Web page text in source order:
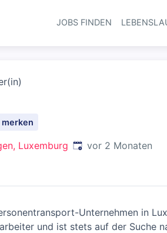
JOBS FINDEN
merken
Luxemburg Veröffentlicht:
vor 2 Monaten
Unternehmen in
und ist stets auf der Suche